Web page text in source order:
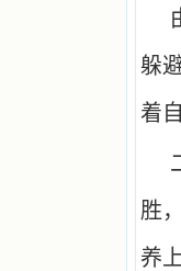
躲
着
胜
养